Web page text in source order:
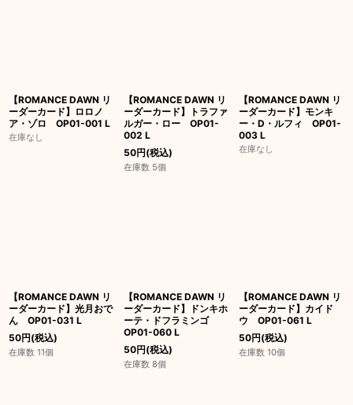
【ROMANCE DAWN リ
ーダーカード】ロロノ
ア・ゾロ OP01-001 L
在庫なし
【ROMANCE DAWN リ
ーダーカード】トラファ
ルガー・ロー OP01-
002 L
50円(税込)
在庫数 5個
【ROMANCE DAWN リ
ーダーカード】モンキ
ー・D・ルフィ OP01-
003 L
在庫なし
【ROMANCE DAWN リ
ーダーカード】光月おで
ん OP01-031 L
50円(税込)
在庫数 11個
【ROMANCE DAWN リ
ーダーカード】ドンキホ
ーテ・ドフラミンゴ
OP01-060 L
50円(税込)
在庫数 8個
【ROMANCE DAWN リ
ーダーカード】カイド
ウ OP01-061 L
50円(税込)
在庫数 10個